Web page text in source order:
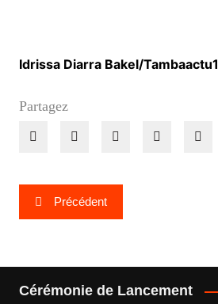
Idrissa Diarra Bakel/Tambaactu1
Partagez
Navigation
de
Précédent
Cérémonie de Lancement